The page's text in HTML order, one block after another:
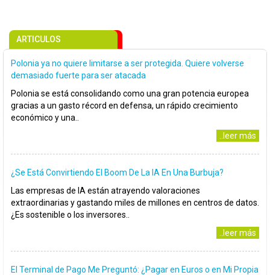
ARTICULOS
Polonia ya no quiere limitarse a ser protegida. Quiere volverse
demasiado fuerte para ser atacada
Polonia se está consolidando como una gran potencia europea
gracias a un gasto récord en defensa, un rápido crecimiento
económico y una..
..leer más
¿Se Está Convirtiendo El Boom De La IA En Una Burbuja?
Las empresas de IA están atrayendo valoraciones
extraordinarias y gastando miles de millones en centros de datos.
¿Es sostenible o los inversores..
..leer más
El Terminal de Pago Me Preguntó: ¿Pagar en Euros o en Mi Propia